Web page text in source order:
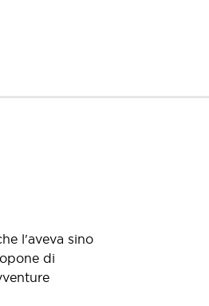
l'aveva sino
di